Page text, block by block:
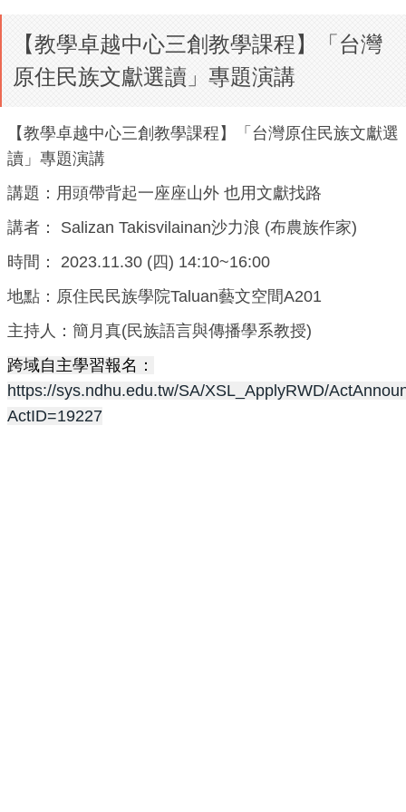
【教學卓越中心三創教學課程】「台灣
原住民族文獻選讀」專題演講
【教學卓越中心三創教學課程】「台灣原住民族文獻選
讀」專題演講
講題：用頭帶背起一座座山外 也用文獻找路
講者： Salizan Takisvilainan沙力浪 (布農族作家)
時間： 2023.11.30 (四) 14:10~16:00
地點：原住民民族學院Taluan藝文空間A201
主持人：簡月真(民族語言與傳播學系教授)
跨域自主學習報名：
https://sys.ndhu.edu.tw/SA/XSL_ApplyRWD/
ActID=19227